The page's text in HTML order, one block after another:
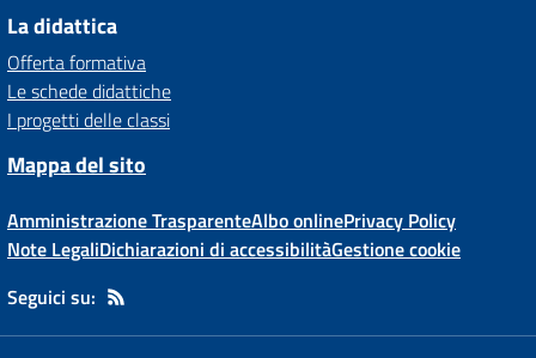
La didattica
Offerta formativa
Le schede didattiche
I progetti delle classi
Mappa del sito
Amministrazione TrasparenteAlbo onlinePrivacy Policy
Note LegaliDichiarazioni di accessibilitàGestione cookie
Seguici su: